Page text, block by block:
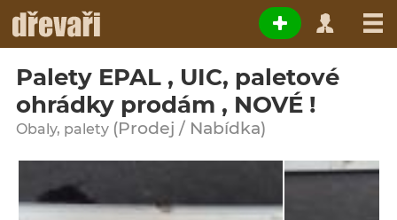
Palety EPAL , UIC, paletové
ohrádky prodám , NOVÉ !
Obaly, palety (Prodej / Nabídka)